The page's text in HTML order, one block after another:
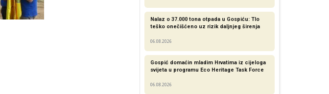
Nalaz o 37.000 tona otpada u Gospiću: Tlo
teško onečišćeno uz rizik daljnjeg širenja
06.08.2026
Gospić domaćin mladim Hrvatima iz cijeloga
svijeta u programu Eco Heritage Task Force
06.08.2026